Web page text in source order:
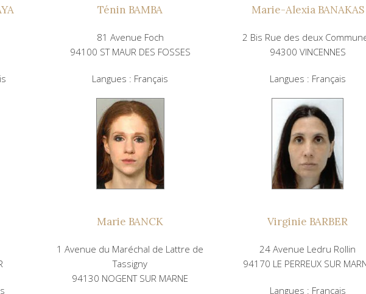
Ténin BAMBA
81 Avenue Foch
94100 ST MAUR DES FOSSES
Langues : Français
Marie-Alexia BANAKAS
2 Bis Rue des deux
94300 VINCENNES
Langues : Français
Marie BANCK
1 Avenue du Maréchal de Lattre de
Tassigny
94130 NOGENT SUR MARNE
Virginie BARBER
24 Avenue Ledru Rollin
94170 LE PERREUX SUR
Langues : Français